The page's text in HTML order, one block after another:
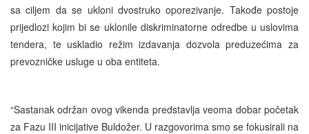
sa ciljem da se ukloni dvostruko oporezivanje. Takođe postoje
prijedlozi kojim bi se uklonile diskriminatorne odredbe u uslovima
tendera, te uskladio režim izdavanja dozvola preduzećima za
prevozničke usluge u oba entiteta.
“Sastanak održan ovog vikenda predstavlja veoma dobar početak
za Fazu III inicijative Buldožer. U razgovorima smo se fokusirali na